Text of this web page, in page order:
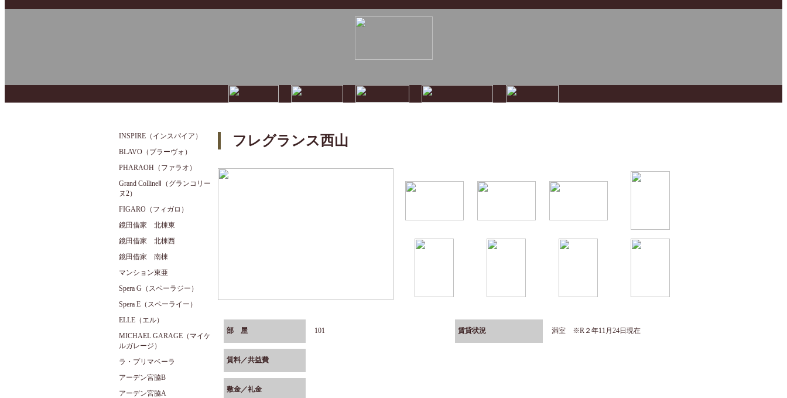
INSPIRE（インスパイア）
BLAVO（ブラーヴォ）
PHARAOH（ファラオ）
Grand CollineⅡ（グランコリー
ヌ2）
FIGARO（フィガロ）
鏡田借家 北棟東
鏡田借家 北棟西
鏡田借家 南棟
マンション東亜
Spera G（スペーラジー）
Spera E（スペーライー）
ELLE（エル）
MICHAEL GARAGE（マイケ
ルガレージ）
ラ・プリマベーラ
アーデン宮脇B
アーデン宮脇A
フレグランス西山
部 屋 101 賃貸状況 満室 ※R２年11月24日現在
賃料／共益費
敷金／礼金